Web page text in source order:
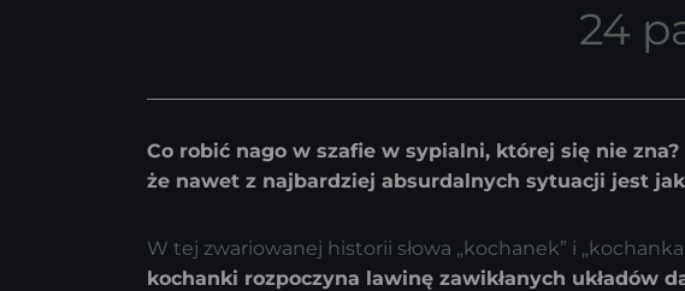
24
Co robić nago w szafie w sypialni, której się nie
że nawet z najbardziej absurdalnych sytuacji jest
W tej zwariowanej historii słowa „kochanek” i
kochanki rozpoczyna lawinę zawikłanych układów